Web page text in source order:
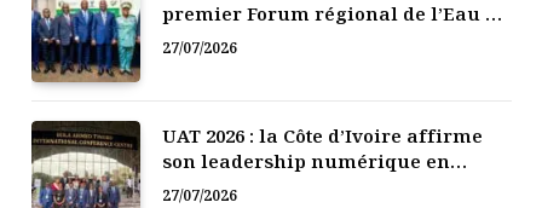
premier Forum régional de l’Eau de
l’Afrique de l’Ouest
27/07/2026
UAT 2026 : la Côte d’Ivoire affirme
son leadership numérique en
Afrique
27/07/2026